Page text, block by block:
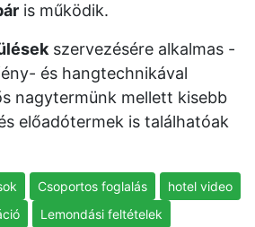
is működik.
szervezésére alkalmas -
és hangtechnikával
nagytermünk mellett kisebb
előadótermek is találhatóak
Csoportos foglalás
hotel video
Lemondási feltételek